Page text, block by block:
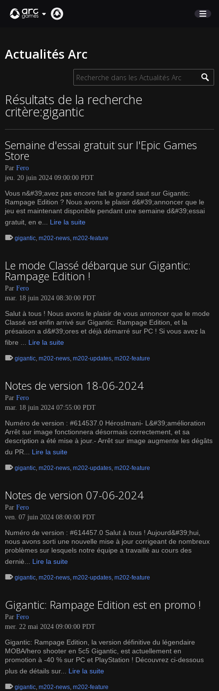
SUPPORT
English
Français
Italiano
Pусский
Actualités Arc
Résultats de la recherche
critère:gigantic
Semaine d'essai gratuit sur l'Epic Games
Store
Par Fero
jeu. 20 juin 2024 09:00:00 PDT
Vous n&#39;avez pas encore fait le grand saut sur Gigantic:
Rampage Edition ? Nous avons le plaisir d&#39;annoncer que le
jeu est maintenant disponible pendant une semaine d&#39;essai
gratuit, en e... Lire la suite
gigantic, m202-news, m202-feature
Le mode Classé débarque sur Gigantic:
Rampage Edition !
Par Fero
mar. 18 juin 2024 08:30:00 PDT
Salut à tous ! Nous avons le plaisir de vous annoncer que le mode
Classé est enfin arrivé sur Gigantic: Rampage Edition, et la
présaison a d&#39;ores et déjà démarré sur PC ! Si vous avez la
fibre ... Lire la suite
gigantic, m202-news, m202-updates, m202-feature
Notes de version 18-06-2024
Par Fero
mar. 18 juin 2024 07:55:00 PDT
Numéro de version : #614537.0 HérosImani- L&#39;amélioration
Arrêt sur image fonctionnera désormais correctement, et sa
description a été mise à jour.- Arrêt sur image augmente les dégâts
du PR... Lire la suite
gigantic, m202-news, m202-updates, m202-feature
Notes de version 07-06-2024
Par Fero
ven. 07 juin 2024 08:00:00 PDT
Numéro de version : #614457.0 Salut à tous ! Aujourd&#39;hui,
nous avons sorti une nouvelle mise à jour corrigeant de nombreux
problèmes sur lesquels notre équipe a travaillé au cours des
derniè... Lire la suite
gigantic, m202-news, m202-updates, m202-feature
Gigantic: Rampage Edition est en promo !
Par Fero
mer. 22 mai 2024 09:00:00 PDT
Gigantic: Rampage Edition, la version définitive du légendaire
MOBA/hero shooter en 5c5 Gigantic, est actuellement en
promotion à -40 % sur PC et PlayStation ! Découvrez ci-dessous
plus de détails sur... Lire la suite
gigantic, m202-news, m202-feature